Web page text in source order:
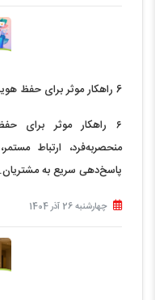
6 راهکار موثر برای حفظ هویت برند شما
۶ راهکار موثر برای
منحصربه‌فرد، ارتباط
پاسخ‌دهی سریع به مشتریان.
چهارشنبه 26 آذر 1404